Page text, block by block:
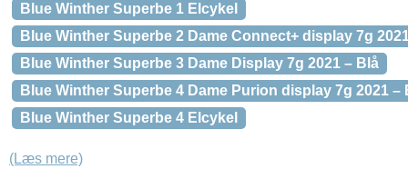
Blue Winther Superbe 1 Elcykel
Blue Winther Superbe 2 Dame Connect+ display 7g
Blue Winther Superbe 3 Dame Display 7g 2021 – Blå
Blue Winther Superbe 4 Dame Purion display 7g 2021 –
Blue Winther Superbe 4 Elcykel
(Læs mere)